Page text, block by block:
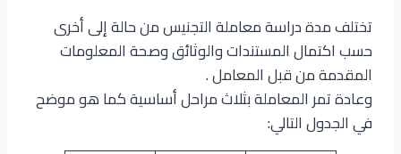
تختلف مدة دراسة معاملة التجنيس من حالة إلى أخرى
حسب اكتمال المستندات والوثائق وصحة المعلومات
المقدمة من قبل المعامل .
وعادة تمر المعاملة بثلاث مراحل أساسية كما هو موضح
في الجدول التالي: